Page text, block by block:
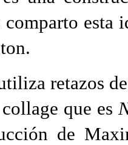
esta
retazos
que es
de